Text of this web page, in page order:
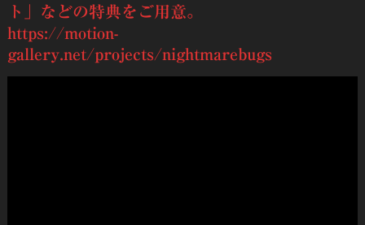
ト」などの特典をご用意。
https://motion-
gallery.net/projects/nightmarebugs